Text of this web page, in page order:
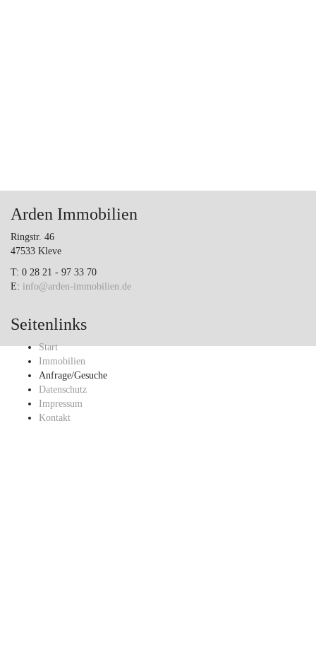
Arden Immobilien
Ringstr. 46
47533 Kleve
T: 0 28 21 - 97 33 70
E: info@arden-immobilien.de
Seitenlinks
Start
Immobilien
Anfrage/Gesuche
Datenschutz
Impressum
Kontakt